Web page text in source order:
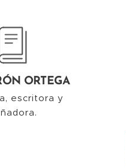
ORTEGA
escritora y